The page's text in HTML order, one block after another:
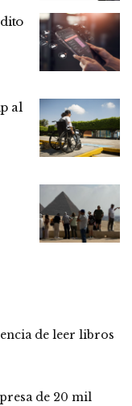
al
de leer libros
de 20 mil